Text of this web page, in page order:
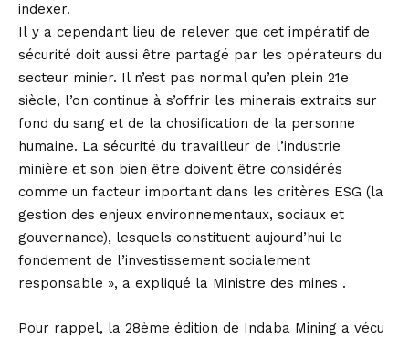
indexer.
Il y a cependant lieu de relever que cet impératif de
sécurité doit aussi être partagé par les opérateurs du
secteur minier. Il n’est pas normal qu’en plein 21e
siècle, l’on continue à s’offrir les minerais extraits sur
fond du sang et de la chosification de la personne
humaine. La sécurité du travailleur de l’industrie
minière et son bien être doivent être considérés
comme un facteur important dans les critères ESG (la
gestion des enjeux environnementaux, sociaux et
gouvernance), lesquels constituent aujourd’hui le
fondement de l’investissement socialement
responsable », a expliqué la Ministre des mines .
Pour rappel, la 28ème édition de Indaba Mining a vécu